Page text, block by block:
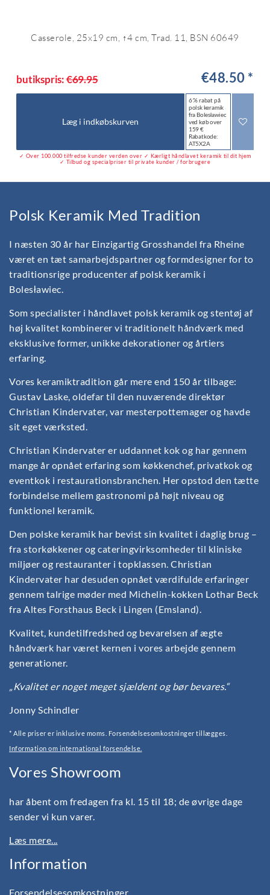
Casserole, 25x19 cm, ↑4 cm, Trad. 11, BSN 60649
butikspris:€69.95 €48.50 *
Læg i indkøbskurven
6 % rabat på
polsk keramik
fra Bolesławiec
ved køb over
159 €
Rabatkode:
AT5X2A
✓ Over 100.000 tilfredse kunder verden over ✓ Kærligt håndlavet keramik til dit hjem
✓ Tilbud og specialpriser til private kunder / forbrugere
Polsk Keramik Med Tradition
I næsten 30 år har Einzigartig Grosshandel fra Rheine
været en tæt samarbejdspartner og formdesigner for to
traditionsrige producenter af polsk keramik i
Bolesławiec.
Som specialister i håndlavet polsk keramik og stentøj af
høj kvalitet kombinerer vi traditionelt håndværk med
eksklusive former, unikke dekorationer og årtiers
erfaring.
Vores keramiktradition går mere end 150 år tilbage:
Gustav Laske, oldefar til den nuværende direktør
Christian Kindervater, var mesterpottemager og havde
sit eget værksted.
Christian Kindervater er uddannet kok og har gennem
mange år opnået erfaring som køkkenchef, privatkok og
eventkok i restaurationsbranchen. Her opstod den tætte
forbindelse mellem gastronomi på højt niveau og
funktionel keramik.
Den polske keramik har bevist sin kvalitet i daglig brug –
fra storkøkkener og cateringvirksomheder til kliniske
miljøer og restauranter i topklassen. Christian
Kindervater har desuden opnået værdifulde erfaringer
gennem talrige møder med Michelin-kokken Lothar Beck
fra Altes Forsthaus Beck i Lingen (Emsland).
Kvalitet, kundetilfredshed og bevarelsen af ægte
håndværk har været kernen i vores arbejde gennem
generationer.
„Kvalitet er noget meget sjældent og bør bevares.“
Jonny Schindler
* Alle priser er inklusive moms. Forsendelsesomkostninger tillægges.
Information om international forsendelse.
Vores Showroom
har åbent om fredagen fra kl. 15 til 18; de øvrige dage
sender vi kun varer.
Læs mere...
Information
Forsendelsesomkostninger